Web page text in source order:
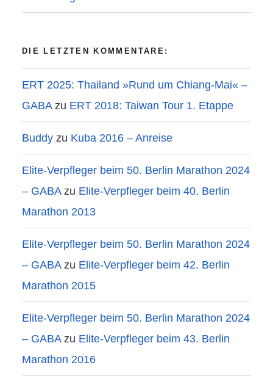
DIE LETZTEN KOMMENTARE:
ERT 2025: Thailand »Rund um Chiang-Mai« –
GABAzu ERT 2018: Taiwan Tour 1. Etappe
Buddy zu Kuba 2016 – Anreise
Elite-Verpfleger beim 50. Berlin Marathon 2024
– GABAzu Elite-Verpfleger beim 40. Berlin
Marathon 2013
Elite-Verpfleger beim 50. Berlin Marathon 2024
– GABAzu Elite-Verpfleger beim 42. Berlin
Marathon 2015
Elite-Verpfleger beim 50. Berlin Marathon 2024
– GABAzu Elite-Verpfleger beim 43. Berlin
Marathon 2016